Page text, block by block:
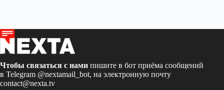
Чтобы связаться с нами пишите в бот приёма сообщений
в Telegram @nextamail_bot, на электронную почту
contact@nexta.tv